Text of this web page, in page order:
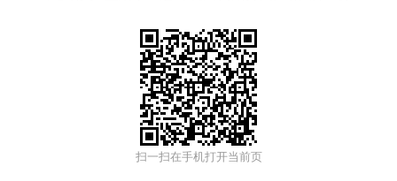
扫一扫在手机打开当前页